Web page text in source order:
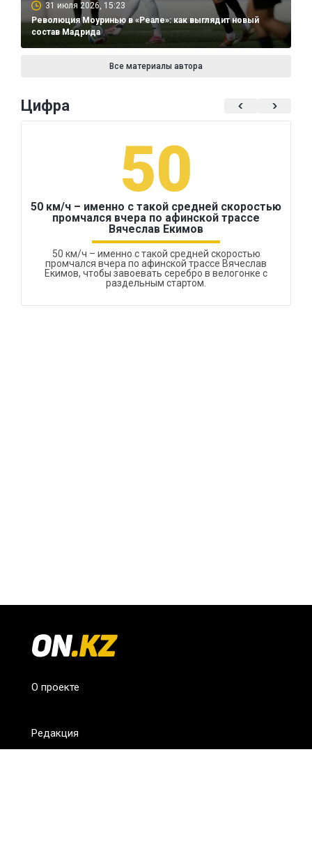
31 июля 2026, 15:23
Революция Моуринью в «Реале»: как выглядит новый
состав Мадрида
Все материалы автора
Цифра
50
50 км/ч – именно с такой средней скоростью
промчался вчера по афинской трассе
Вячеслав Екимов
50 км/ч – именно с такой средней скоростью
промчался вчера по афинской трассе Вячеслав
Екимов, чтобы завоевать серебро в велогонке с
раздельным стартом.
О проекте
Редакция